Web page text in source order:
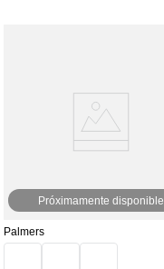
Próximamente disponible
Palmers